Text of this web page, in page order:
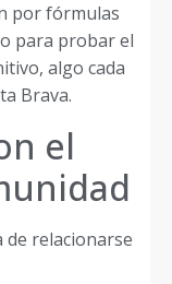
por fórmulas
para probar el
algo cada
Brava.
el
relacionarse